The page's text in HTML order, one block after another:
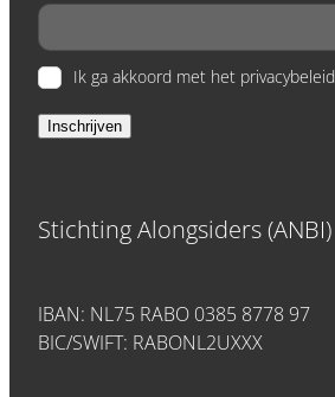
Ik ga akkoord met het
Inschrijven
Stichting Alongsiders (ANBI)
IBAN: NL75 RABO 0385 8778 97
BIC/SWIFT: RABONL2UXXX